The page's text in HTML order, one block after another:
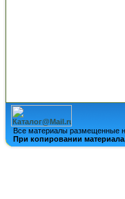
Все материалы размещенные
При копировании